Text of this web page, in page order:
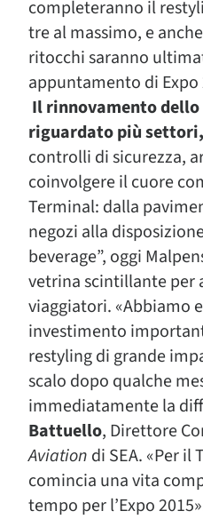
completeranno il
tre al massimo, e
ritocchi saranno
appuntamento di Expo
Il rinnovamento
riguardato più settori,
controlli di sicurezza,
coinvolgere il cuore
Terminal: dalla
negozi alla
beverage”, oggi
vetrina scintillante per
viaggiatori. «Abbiamo
investimento
restyling di grande
scalo dopo qualche
immediatamente la
Battuello, Direttore
Aviation di SEA. «Per il
comincia una vita
tempo per l’Expo